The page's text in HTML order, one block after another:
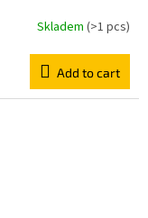
Skladem (>1 pcs)
Add to cart